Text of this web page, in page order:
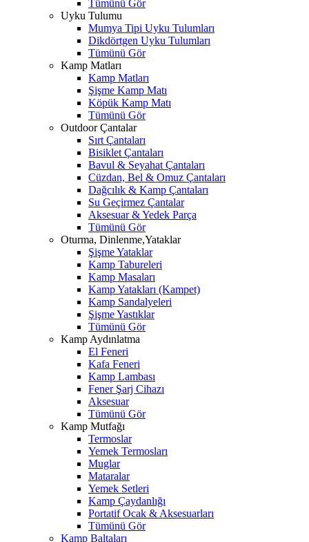
Tümünü Gör
Uyku Tulumu
Mumya Tipi Uyku Tulumları
Dikdörtgen Uyku Tulumları
Tümünü Gör
Kamp Matları
Kamp Matları
Şişme Kamp Matı
Köpük Kamp Matı
Tümünü Gör
Outdoor Çantalar
Sırt Çantaları
Bisiklet Çantaları
Bavul & Seyahat Çantaları
Cüzdan, Bel & Omuz Çantaları
Dağcılık & Kamp Çantaları
Su Geçirmez Çantalar
Aksesuar & Yedek Parça
Tümünü Gör
Oturma, Dinlenme,Yataklar
Şişme Yataklar
Kamp Tabureleri
Kamp Masaları
Kamp Yatakları (Kampet)
Kamp Sandalyeleri
Şişme Yastıklar
Tümünü Gör
Kamp Aydınlatma
El Feneri
Kafa Feneri
Kamp Lambası
Fener Şarj Cihazı
Aksesuar
Tümünü Gör
Kamp Mutfağı
Termoslar
Yemek Termosları
Muglar
Mataralar
Yemek Setleri
Kamp Çaydanlığı
Portatif Ocak & Aksesuarları
Tümünü Gör
Kamp Baltaları